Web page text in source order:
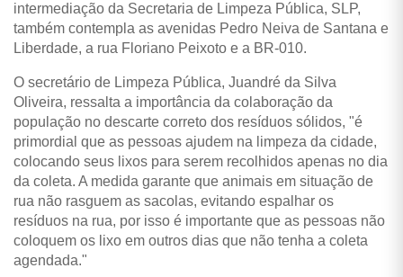
intermediação da Secretaria de Limpeza Pública, SLP,
também contempla as avenidas Pedro Neiva de Santana e
Liberdade, a rua Floriano Peixoto e a BR-010.
O secretário de Limpeza Pública, Juandré da Silva
Oliveira, ressalta a importância da colaboração da
população no descarte correto dos resíduos sólidos, "é
primordial que as pessoas ajudem na limpeza da cidade,
colocando seus lixos para serem recolhidos apenas no dia
da coleta. A medida garante que animais em situação de
rua não rasguem as sacolas, evitando espalhar os
resíduos na rua, por isso é importante que as pessoas não
coloquem os lixo em outros dias que não tenha a coleta
agendada."